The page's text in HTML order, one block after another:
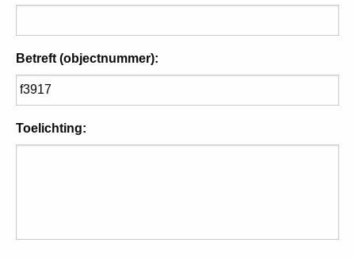
Betreft (objectnummer):
Toelichting: